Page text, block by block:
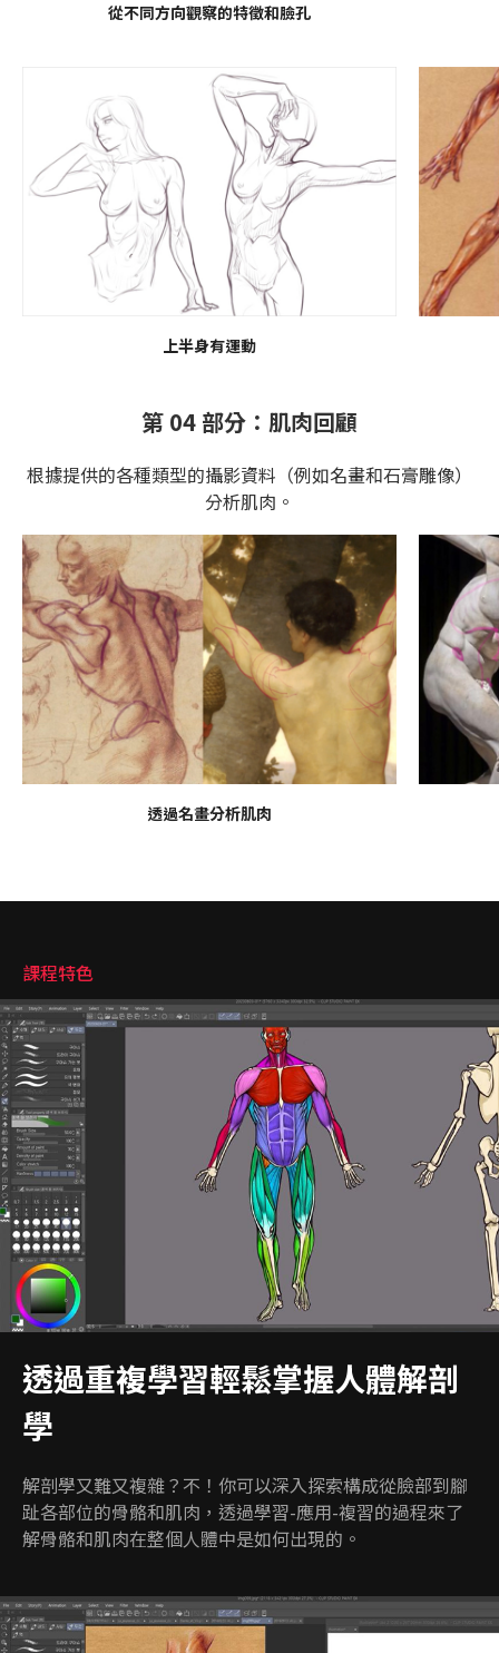
從不同方向觀察的特徵和臉孔
上半身有運動
第 04 部分：肌肉回顧
根據提供的各種類型的攝影資料（例如名畫和石膏雕像）
分析肌肉。
透過名畫分析肌肉
課程特色
透過重複學習輕鬆掌握人體解剖
學
解剖學又難又複雜？不！你可以深入探索構成從臉部到腳
趾各部位的骨骼和肌肉，透過學習-應用-複習的過程來了
解骨骼和肌肉在整個人體中是如何出現的。